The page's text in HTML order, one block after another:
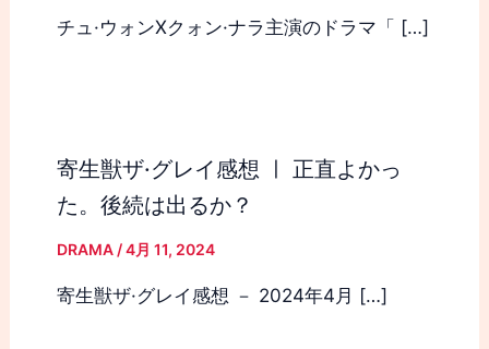
チュ·ウォンXクォン·ナラ主演のドラマ「 […]
寄生獣ザ·グレイ感想 ㅣ 正直よかっ
た。後続は出るか？
DRAMA/4月 11, 2024
寄生獣ザ·グレイ感想 － 2024年4月 […]